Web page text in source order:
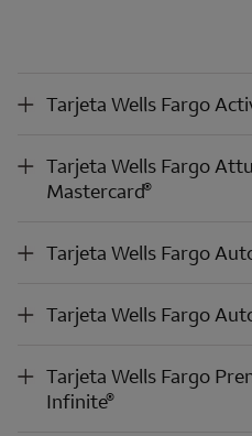
Tarjeta
Wells Fargo Active Cash Visa
Tarjeta Wells Fargo
Tarjeta
Wells Fargo Attune World Elite Mastercard
Tarjeta Wells Fargo
Mastercard®
Tarjeta
Wells Fargo Autograph
Visa
Tarjeta Wells Fargo
Tarjeta
Wells Fargo Autograph Journey Visa
Tarjeta Wells Fargo
Tarjeta
Wells Fargo Premier
Autograph
Visa Infinite
Tarjeta Wells Fargo
Infinite®